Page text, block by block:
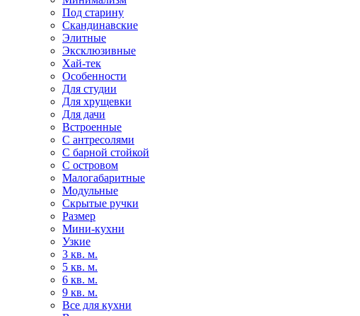
Под старину
Скандинавские
Элитные
Эксклюзивные
Хай-тек
Особенности
Для студии
Для хрущевки
Для дачи
Встроенные
С антресолями
С барной стойкой
С островом
Малогабаритные
Модульные
Скрытые ручки
Размер
Мини-кухни
Узкие
3 кв. м.
5 кв. м.
6 кв. м.
9 кв. м.
Все для кухни